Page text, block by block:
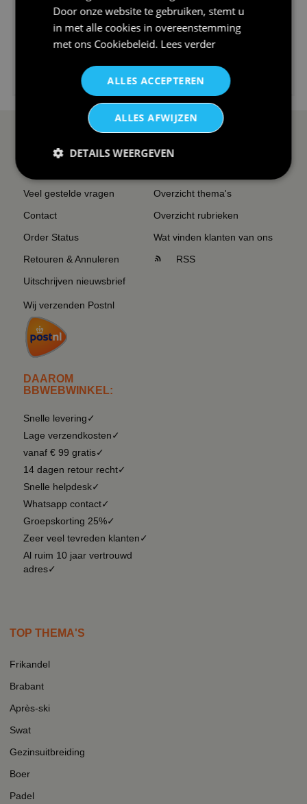
€24,95
I love korfbal t-shirt sport s...
Veel gestelde vragen
Contact
Order Status
Retouren & Annuleren
Uitschrijven nieuwsbrief
Wij verzenden Postnl
DAAROM
BBWEBWINKEL:
Snelle levering✓
Lage verzendkosten✓
vanaf € 99 gratis✓
14 dagen retour recht✓
Snelle helpdesk✓
Whatsapp contact✓
Groepskorting 25%✓
Zeer veel tevreden klanten✓
Al ruim 10 jaar vertrouwd
adres✓
Overzicht thema's
Overzicht rubrieken
Wat vinden klanten van ons
RSS
TOP THEMA'S
Frikandel
Brabant
Après-ski
Swat
Gezinsuitbreiding
Boer
Padel
Door onze website te gebruiken, stemt u
in met alle cookies in overeenstemming
met ons Cookiebeleid. Lees verder
ALLES ACCEPTEREN
ALLES AFWIJZEN
DETAILS WEERGEVEN